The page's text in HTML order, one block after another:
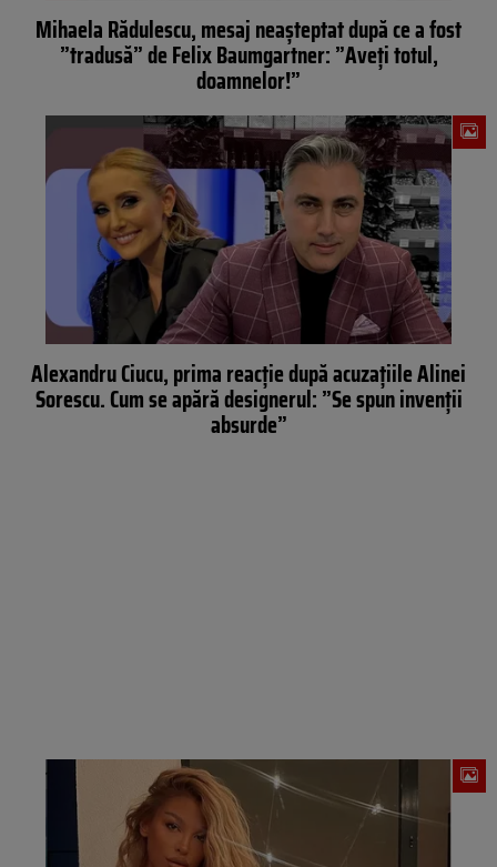
Mihaela Rădulescu, mesaj neașteptat după ce a fost
”tradusă” de Felix Baumgartner: ”Aveți totul,
doamnelor!”
Alexandru Ciucu, prima reacție după acuzațiile Alinei
Sorescu. Cum se apără designerul: ”Se spun invenții
absurde”